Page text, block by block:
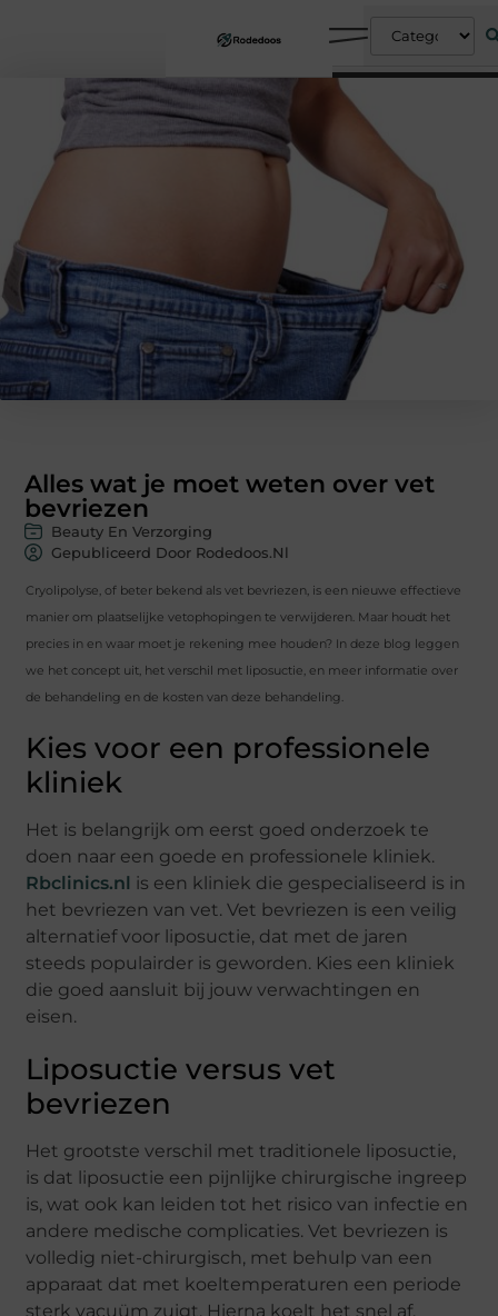
Alles wat je moet weten over vet
bevriezen
Beauty En Verzorging
Gepubliceerd Door Rodedoos.nl
Cryolipolyse, of beter bekend als vet bevriezen, is een nieuwe effectieve
manier om plaatselijke vetophopingen te verwijderen. Maar houdt het
precies in en waar moet je rekening mee houden? In deze blog leggen
we het concept uit, het verschil met liposuctie, en meer informatie over
de behandeling en de kosten van deze behandeling.
Kies voor een professionele
kliniek
Het is belangrijk om eerst goed onderzoek te
doen naar een goede en professionele kliniek.
Rbclinics.nl is een kliniek die gespecialiseerd is in
het bevriezen van vet. Vet bevriezen is een veilig
alternatief voor liposuctie, dat met de jaren
steeds populairder is geworden. Kies een kliniek
die goed aansluit bij jouw verwachtingen en
eisen.
Liposuctie versus vet
bevriezen
Het grootste verschil met traditionele liposuctie,
is dat liposuctie een pijnlijke chirurgische ingreep
is, wat ook kan leiden tot het risico van infectie en
andere medische complicaties. Vet bevriezen is
volledig niet-chirurgisch, met behulp van een
apparaat dat met koeltemperaturen een periode
sterk vacuüm zuigt. Hierna koelt het snel af,